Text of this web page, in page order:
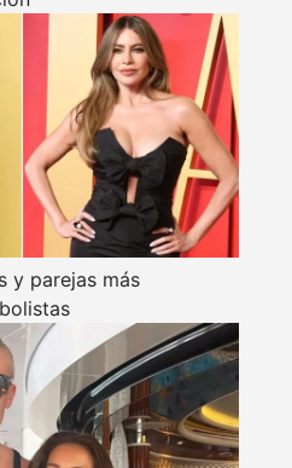
y parejas más